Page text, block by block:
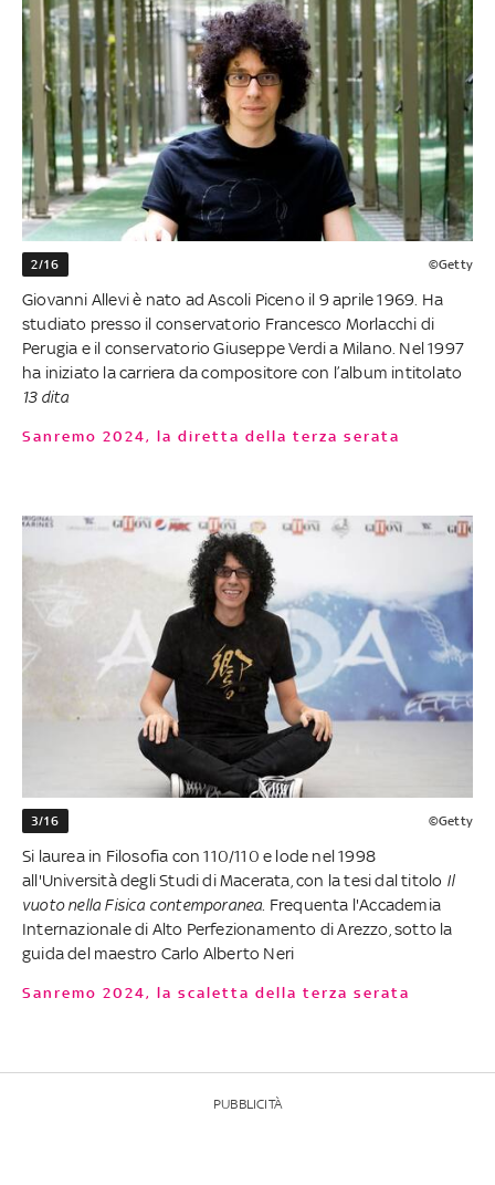
2/16 ©Getty
Giovanni Allevi è nato ad Ascoli Piceno il 9 aprile 1969. Ha
studiato presso il conservatorio Francesco Morlacchi di
Perugia e il conservatorio Giuseppe Verdi a Milano. Nel 1997
ha iniziato la carriera da compositore con l’album intitolato
13 dita
Sanremo 2024, la diretta della terza serata
3/16 ©Getty
Si laurea in Filosofia con 110/110 e lode nel 1998
all'Università degli Studi di Macerata, con la tesi dal titolo Il
vuoto nella Fisica contemporanea . Frequenta l'Accademia
Internazionale di Alto Perfezionamento di Arezzo, sotto la
guida del maestro Carlo Alberto Neri
Sanremo 2024, la scaletta della terza serata
PUBBLICITÀ